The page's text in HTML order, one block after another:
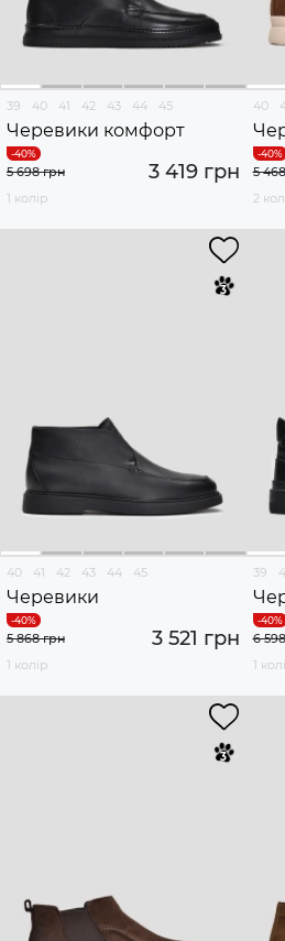
39 40 41 42 43 44 45
Черевики комфорт
3 419 грн
5 698 грн
1 колір
40
5
2
40 41 42 43 44 45
Черевики
3 521 грн
5 868 грн
1 колір
39
6
1